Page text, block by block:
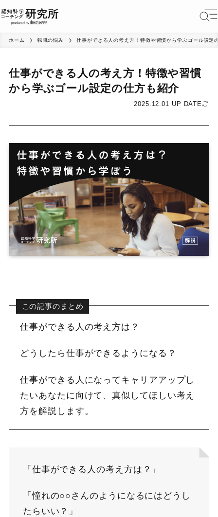
ホーム 転職の悩み 仕事ができる人の考え方！特徴や習慣から学ぶゴール設定
仕事ができる人の考え方！特徴や習慣
から学ぶゴール設定の仕方も紹介
2025.12.01 UP DATE
この記事のまとめ
仕事ができる人の考え方は？
どうしたら仕事ができるようになる？
仕事ができる人になってキャリアアップし
たいあなたに向けて、真似してほしい考え
方を解説します。
「仕事ができる人の考え方は？」
「憧れの○○さんのようになるにはどうし
たらいい？」